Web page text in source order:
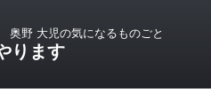
野 大児の気になるものごと
ります